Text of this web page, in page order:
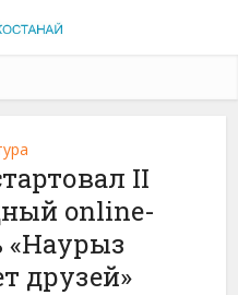
II
online-
«Наурыз
друзей»